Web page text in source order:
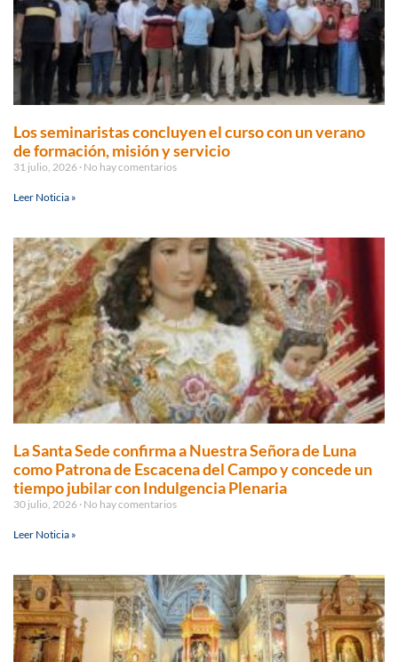
Los seminaristas concluyen el curso con un verano
de formación, misión y servicio
31 julio, 2026 No hay comentarios
Leer Noticia »
La Santa Sede confirma a Nuestra Señora de Luna
como Patrona de Escacena del Campo y concede un
tiempo jubilar con Indulgencia Plenaria
30 julio, 2026 No hay comentarios
Leer Noticia »